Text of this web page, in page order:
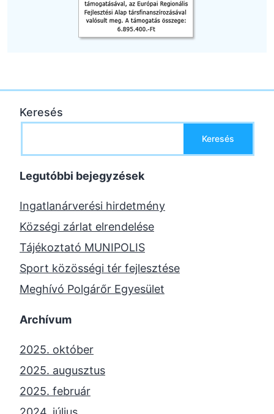
Keresés
Keresés
Legutóbbi bejegyzések
Ingatlanárverési hirdetmény
Községi zárlat elrendelése
Tájékoztató MUNIPOLIS
Sport közösségi tér fejlesztése
Meghívó Polgárőr Egyesület
Archívum
2025. október
2025. augusztus
2025. február